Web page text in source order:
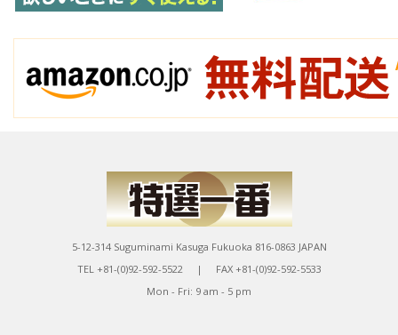
5-12-314 Suguminami Kasuga Fukuoka 816-0863 JAPAN
TEL +81-(0)92-592-5522 | FAX +81-(0)92-592-5533
Mon - Fri: 9 am - 5 pm